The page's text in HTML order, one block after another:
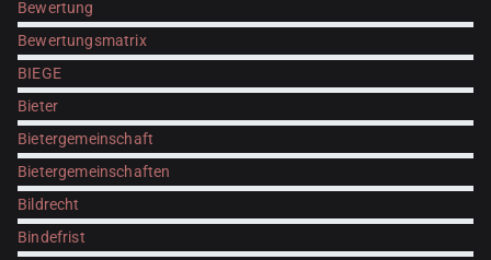
Bewertung
Bewertungsmatrix
BIEGE
Bieter
Bietergemeinschaft
Bietergemeinschaften
Bildrecht
Bindefrist